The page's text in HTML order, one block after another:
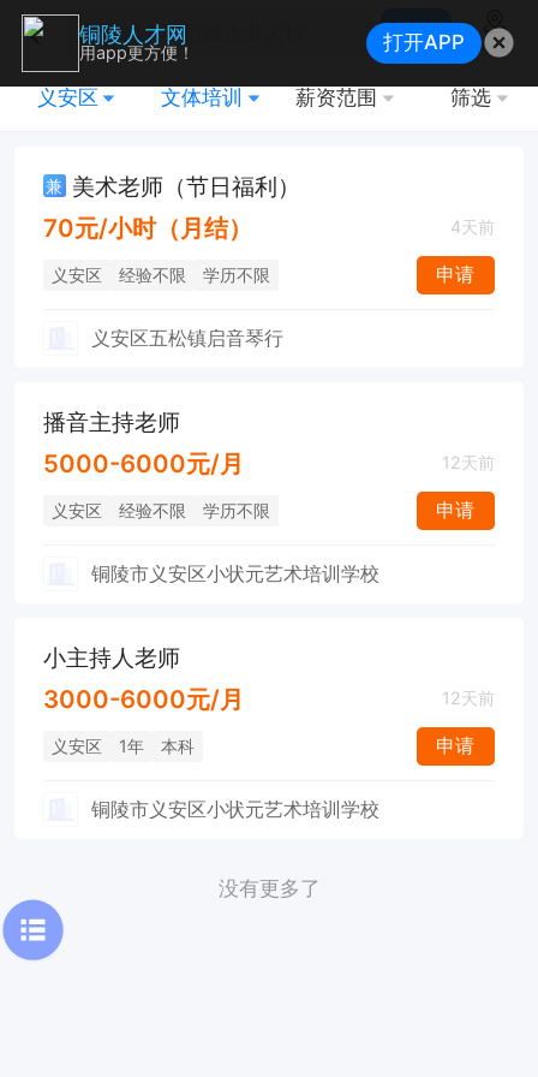
搜索
地图
义安区 文体培训 薪资范围 筛选
兼 美术老师（节日福利）
70元/小时（月结） 4天前
义安区 经验不限 学历不限 申请
义安区五松镇启音琴行
播音主持老师
5000-6000元/月 12天前
义安区 经验不限 学历不限 申请
铜陵市义安区小状元艺术培训学校
小主持人老师
3000-6000元/月 12天前
义安区 1年 本科 申请
铜陵市义安区小状元艺术培训学校
没有更多了
铜陵人才网
用app更方便！ 打开APP